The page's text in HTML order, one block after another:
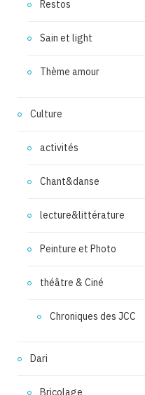
Restos
Sain et light
Thème amour
Culture
activités
Chant&danse
lecture&littérature
Peinture et Photo
théâtre & Ciné
Chroniques des JCC
Dari
Bricolage